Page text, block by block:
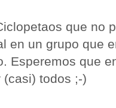
que no
en un grupo que
Esperemos que
todos ;-)